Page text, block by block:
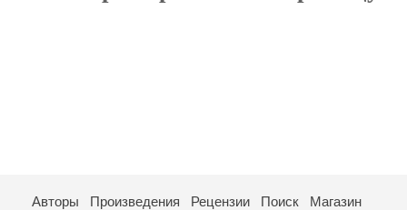
Авторы Произведения Рецензии Поиск
Магазин